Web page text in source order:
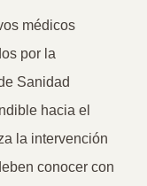
médicos
por la
Sanidad
hacia el
la intervención
conocer con